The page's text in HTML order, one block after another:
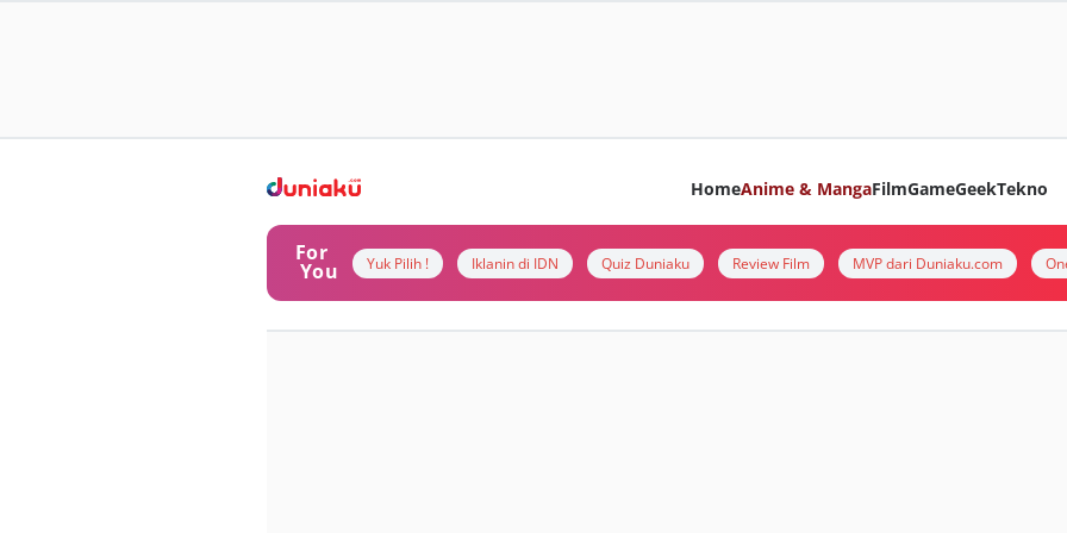
HomeAnime & MangaFilmGameGeekTekno
For
You Yuk Pilih ! Iklanin di IDN Quiz Duniaku Review Film MVP dari Duniaku.com